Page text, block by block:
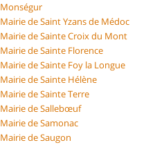
Monségur
Mairie de Saint Yzans de Médoc
Mairie de Sainte Croix du Mont
Mairie de Sainte Florence
Mairie de Sainte Foy la Longue
Mairie de Sainte Hélène
Mairie de Sainte Terre
Mairie de Sallebœuf
Mairie de Samonac
Mairie de Saugon